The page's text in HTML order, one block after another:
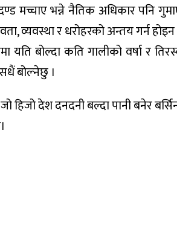
मच्चाए भन्ने नैतिक अधिकार पनि
व्यवस्था र धरोहरको अन्तय गर्न होइन
बोल्दा कति गालीको वर्षा र
बोल्नेछु ।
हिजो देश दनदनी बल्दा पानी बनेर